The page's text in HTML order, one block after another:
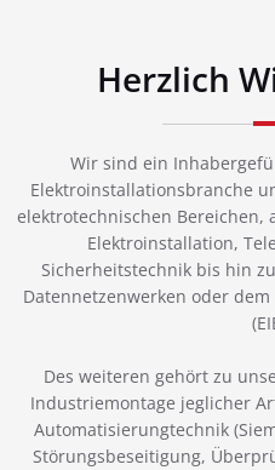
Herzlich
Wir sind ein
Elektroinstallationsbranche
elektrotechnischen Bereichen,
Elektroinstallation,
Sicherheitstechnik bis hin
Datennetzenwerken oder
Des weiteren gehört zu
Industriemontage jeglicher
Automatisierungtechnik
Störungsbeseitigung,